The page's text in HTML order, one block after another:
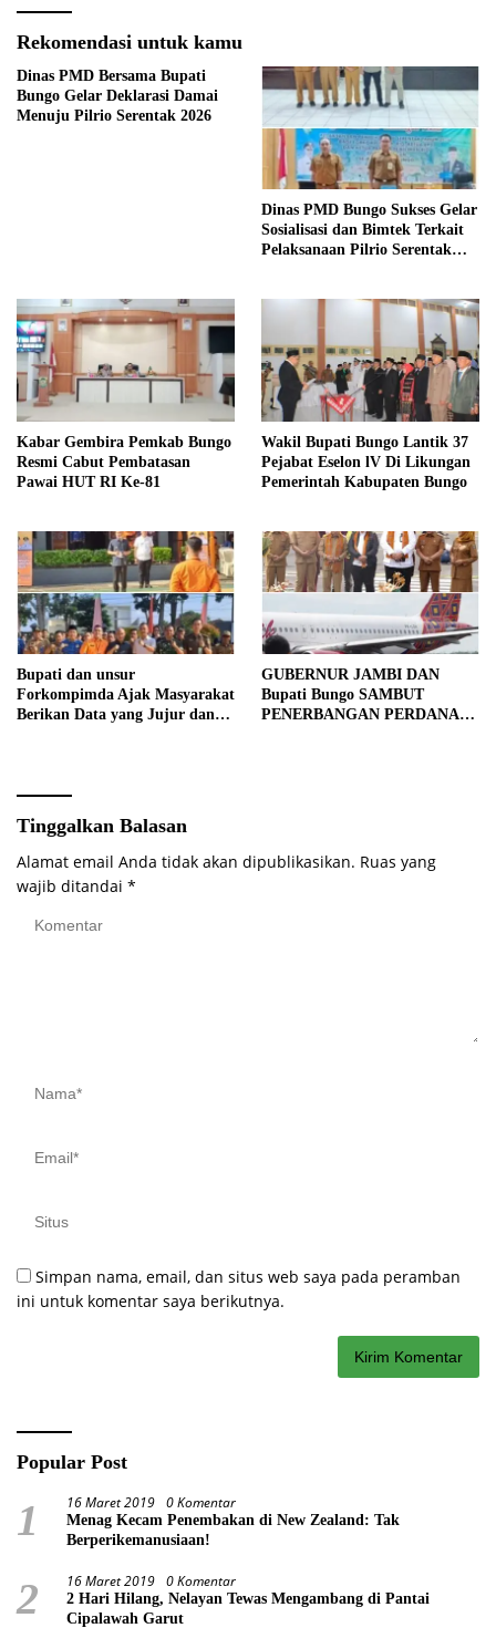
Rekomendasi untuk kamu
Dinas PMD Bersama Bupati
Bungo Gelar Deklarasi Damai
Menuju Pilrio Serentak 2026
Dinas PMD Bungo Sukses Gelar
Sosialisasi dan Bimtek Terkait
Pelaksanaan Pilrio Serentak
Kabar Gembira Pemkab Bungo
Resmi Cabut Pembatasan
Pawai HUT RI Ke-81
Wakil Bupati Bungo Lantik 37
Pejabat Eselon lV Di Likungan
Pemerintah Kabupaten Bungo
Bupati dan unsur
Forkompimda Ajak Masyarakat
Berikan Data yang Jujur dan
GUBERNUR JAMBI DAN
Bupati Bungo SAMBUT
PENERBANGAN PERDANA
Tinggalkan Balasan
Alamat email Anda tidak akan dipublikasikan. Ruas yang
wajib ditandai *
Simpan nama, email, dan situs web saya pada peramban
ini untuk komentar saya berikutnya.
Popular Post
1 16 Maret 2019 0 Komentar
Menag Kecam Penembakan di New Zealand: Tak
Berperikemanusiaan!
2 16 Maret 2019 0 Komentar
2 Hari Hilang, Nelayan Tewas Mengambang di Pantai
Cipalawah Garut